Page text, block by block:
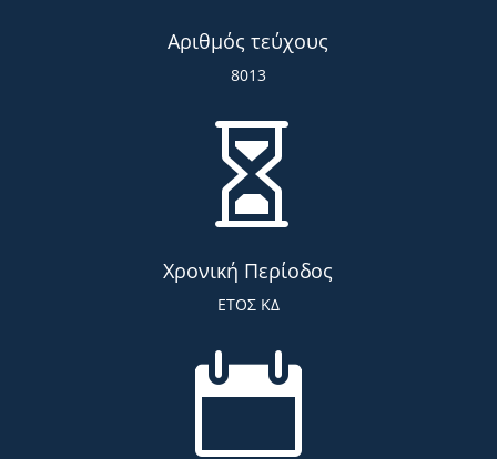
Αριθμός τεύχους
8013

Χρονική Περίοδος
ΕΤΟΣ ΚΔ
